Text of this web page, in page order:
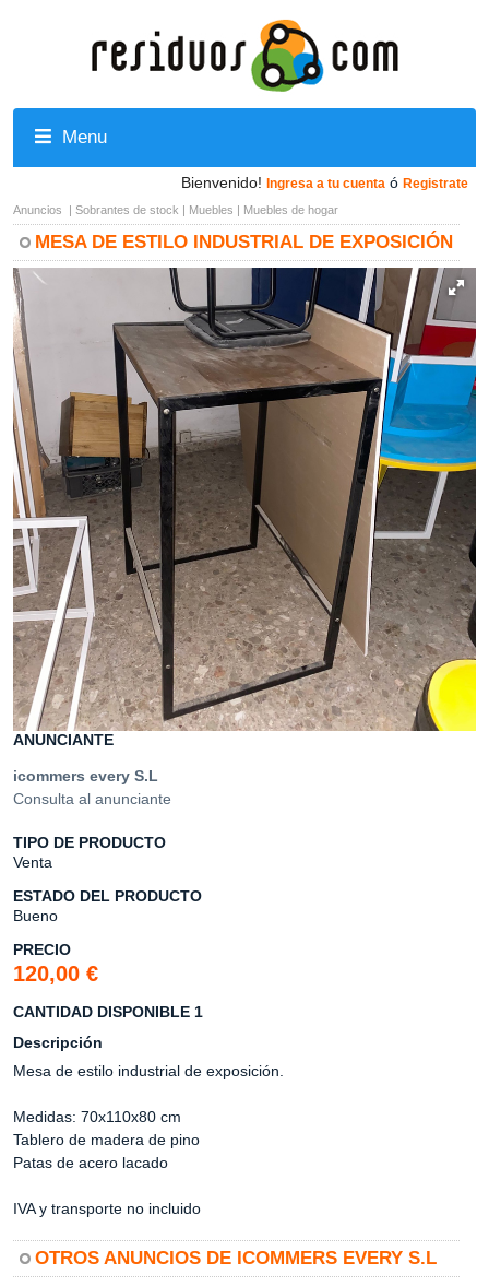
Menu
Bienvenido! Ingresa a tu cuenta ó Registrate
Anuncios | Sobrantes de stock | Muebles | Muebles de hogar
MESA DE ESTILO INDUSTRIAL DE EXPOSICIÓN
ANUNCIANTE
icommers every S.L
Consulta al anunciante
TIPO DE PRODUCTO
Venta
ESTADO DEL PRODUCTO
Bueno
PRECIO
120,00 €
CANTIDAD DISPONIBLE 1
Descripción
Mesa de estilo industrial de exposición.
Medidas: 70x110x80 cm
Tablero de madera de pino
Patas de acero lacado
IVA y transporte no incluido
OTROS ANUNCIOS DE ICOMMERS EVERY S.L